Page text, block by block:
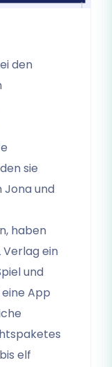
den
sie
Jona und
haben
ein
und
App
elf